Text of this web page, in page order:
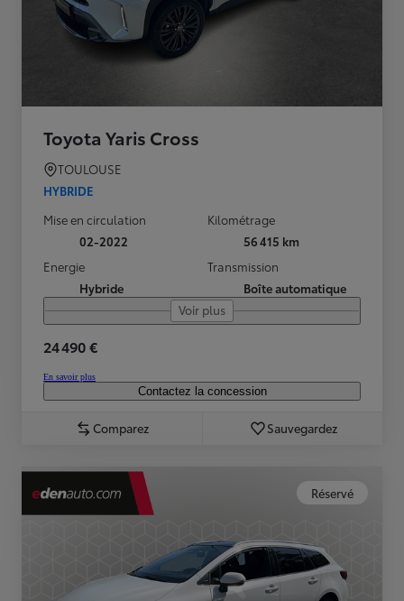
Toyota Yaris Cross
TOULOUSE
HYBRIDE
Mise en circulation
02-2022
Kilométrage
56 415 km
Energie
Hybride
Transmission
Boîte automatique
Voir plus
24 490 €
En savoir plus
Contactez la concession
Comparez Sauvegardez
Réservé